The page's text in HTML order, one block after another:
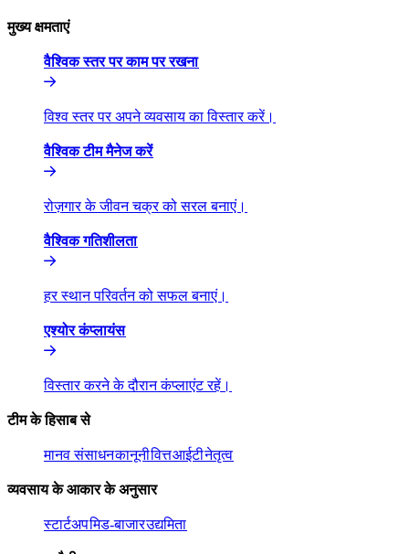
मुख्य क्षमताएं​​
वैश्विक स्तर पर काम पर रखना​​
विश्व स्तर पर अपने व्यवसाय का विस्तार करें।​​
वैश्विक टीम मैनेज करें​​
रोज़गार के जीवन चक्र को सरल बनाएं।​​
वैश्विक गतिशीलता​​
हर स्थान परिवर्तन को सफल बनाएं।​​
एश्योर कंप्लायंस​​
विस्तार करने के दौरान कंप्लाएंट रहें।​​
टीम के हिसाब से​​
मानव संसाधन​​कानूनी​​वित्त​​आईटी​​नेतृत्व​​
व्यवसाय के आकार के अनुसार​​
स्टार्टअप​​मिड-बाजार​​उद्यमिता​​